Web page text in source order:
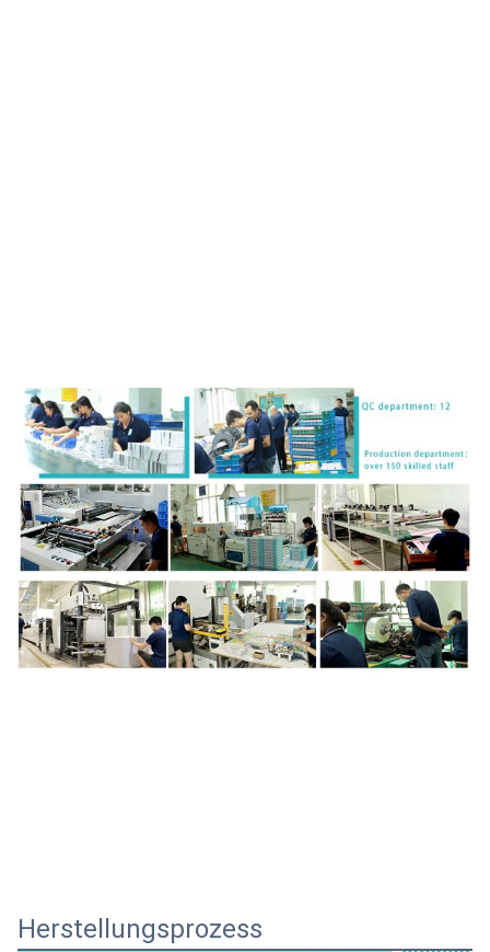
Herstellungsprozess